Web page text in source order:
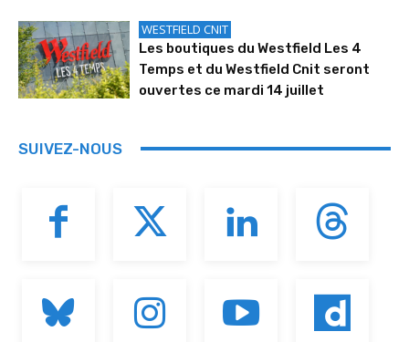
WESTFIELD CNIT
Les boutiques du Westfield Les 4
Temps et du Westfield Cnit seront
ouvertes ce mardi 14 juillet
SUIVEZ-NOUS